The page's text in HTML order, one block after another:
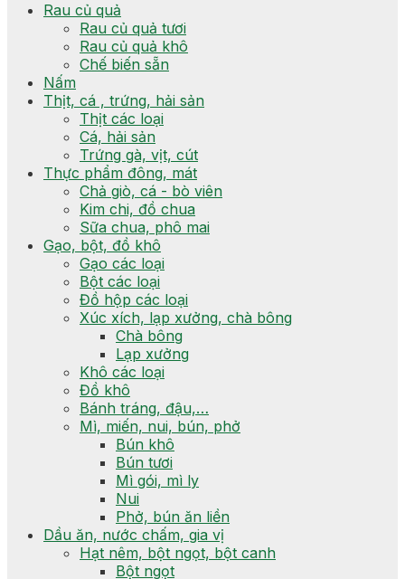
Rau củ quả
Rau củ quả tươi
Rau củ quả khô
Chế biến sẵn
Nấm
Thịt, cá , trứng, hải sản
Thịt các loại
Cá, hải sản
Trứng gà, vịt, cút
Thực phẩm đông, mát
Chả giò, cá - bò viên
Kim chi, đồ chua
Sữa chua, phô mai
Gạo, bột, đồ khô
Gạo các loại
Bột các loại
Đồ hộp các loại
Xúc xích, lạp xưởng, chà bông
Chà bông
Lạp xưởng
Khô các loại
Đồ khô
Bánh tráng, đậu,…
Mì, miến, nui, bún, phở
Bún khô
Bún tươi
Mì gói, mì ly
Nui
Phở, bún ăn liền
Dầu ăn, nước chấm, gia vị
Hạt nêm, bột ngọt, bột canh
Bột ngọt